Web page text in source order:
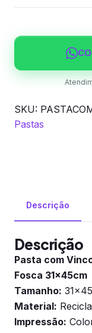
240g
Fosca
SKU:
Pastas
Descrição
Descrição
Pasta com
Fosca 31x45cm
Tamanho:
Material:
Impressão: